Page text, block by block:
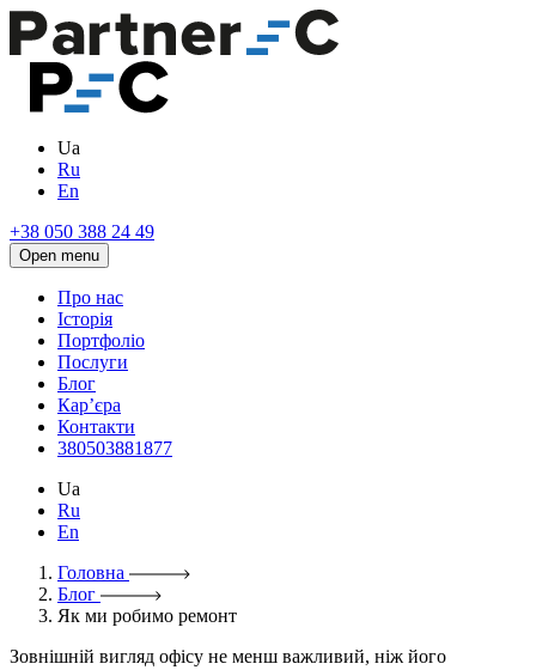
Ua
Ru
En
+38 050 388 24 49
Open menu
Про нас
Історія
Портфоліо
Послуги
Блог
Кар’єра
Контакти
380503881877
Ua
Ru
En
Головна
Блог
Як ми робимо ремонт
Зовнішній вигляд офісу не менш важливий, ніж його